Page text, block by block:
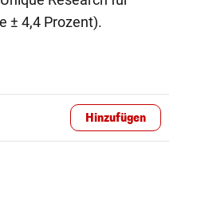
± 4,4 Prozent).
Hinzufügen